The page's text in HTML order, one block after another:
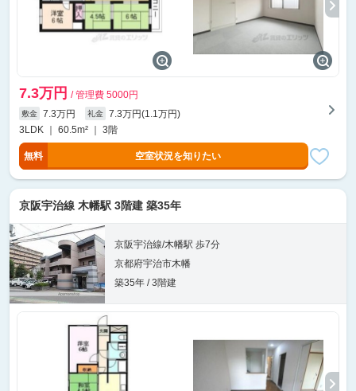
7.3万円 / 管理費 5000円
敷金 7.3万円 礼金
7.3万円(1.1万円)
3LDK ｜ 60.5m² ｜ 3階
無料 空室状況を知りたい
京阪宇治線 木幡駅 3階建 築35年
京阪宇治線/木幡駅 歩7分
京都府宇治市木幡
築35年 / 3階建